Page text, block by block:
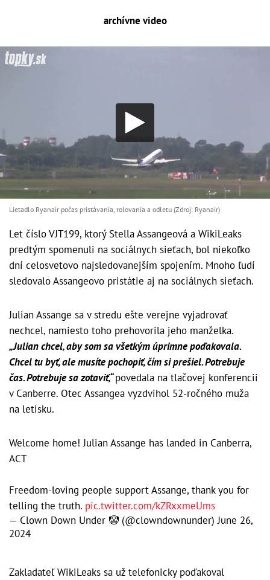
archívne video
Lietadlo Ryanair počas pristávania, rolovania a odletu (Zdroj: Ryanair)
Let číslo VJT199, ktorý Stella Assangeová a WikiLeaks
predtým spomenuli na sociálnych sieťach, bol niekoľko
dní celosvetovo najsledovanejším spojením. Mnoho ľudí
sledovalo Assangeovo pristátie aj na sociálnych sieťach.
Julian Assange sa v stredu ešte verejne vyjadrovať
nechcel, namiesto toho prehovorila jeho manželka.
„Julian chcel, aby som sa všetkým úprimne poďakovala.
Chcel tu byť, ale musíte pochopiť, čím si prešiel. Potrebuje
čas. Potrebuje sa zotaviť,“povedala na tlačovej konferencii
v Canberre. Otec Assangea vyzdvihol 52-ročného muža
na letisku.
Welcome home! Julian Assange has landed in Canberra,
ACT
Freedom-loving people support Assange, thank you for
telling the truth. pic.twitter.com/kZRxxmeUms
— Clown Down Under 🤡 (@clowndownunder)June 26,
2024
Zakladateľ WikiLeaks sa už telefonicky poďakoval